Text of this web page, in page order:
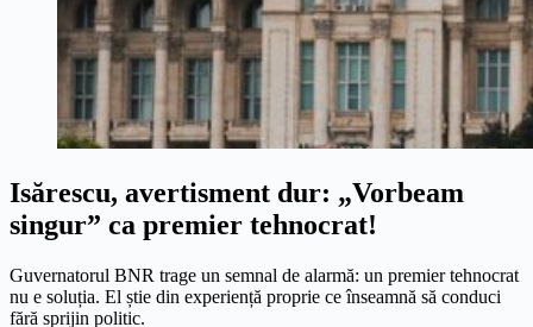
Isărescu, avertisment dur: „Vorbeam
singur” ca premier tehnocrat!
Guvernatorul BNR trage un semnal de alarmă: un premier tehnocrat
nu e soluția. El știe din experiență proprie ce înseamnă să conduci
fără sprijin politic.